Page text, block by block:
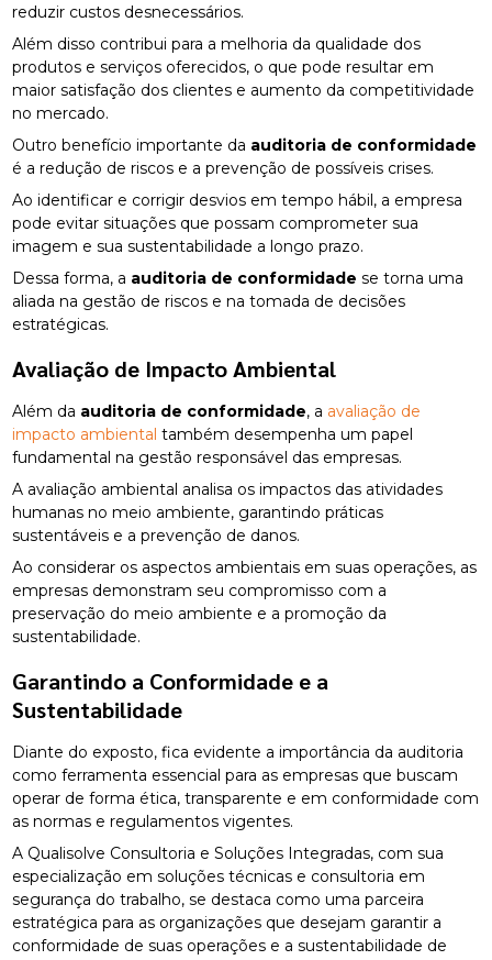
reduzir custos desnecessários.
Além disso contribui para a melhoria da qualidade dos
produtos e serviços oferecidos, o que pode resultar em
maior satisfação dos clientes e aumento da competitividade
no mercado.
Outro benefício importante da auditoria de conformidade
é a redução de riscos e a prevenção de possíveis crises.
Ao identificar e corrigir desvios em tempo hábil, a empresa
pode evitar situações que possam comprometer sua
imagem e sua sustentabilidade a longo prazo.
Dessa forma, a auditoria de conformidade se torna uma
aliada na gestão de riscos e na tomada de decisões
estratégicas.
Avaliação de Impacto Ambiental
Além da auditoria de conformidade, a avaliação de
impacto ambiental também desempenha um papel
fundamental na gestão responsável das empresas.
A avaliação ambiental analisa os impactos das atividades
humanas no meio ambiente, garantindo práticas
sustentáveis e a prevenção de danos.
Ao considerar os aspectos ambientais em suas operações, as
empresas demonstram seu compromisso com a
preservação do meio ambiente e a promoção da
sustentabilidade.
Garantindo a Conformidade e a
Sustentabilidade
Diante do exposto, fica evidente a importância da auditoria
como ferramenta essencial para as empresas que buscam
operar de forma ética, transparente e em conformidade com
as normas e regulamentos vigentes.
A Qualisolve Consultoria e Soluções Integradas, com sua
especialização em soluções técnicas e consultoria em
segurança do trabalho, se destaca como uma parceira
estratégica para as organizações que desejam garantir a
conformidade de suas operações e a sustentabilidade de